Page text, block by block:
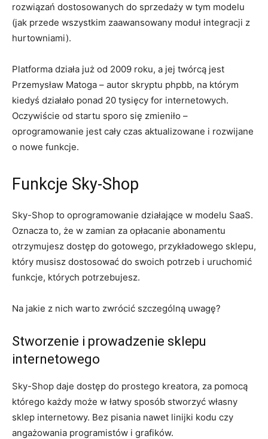
rozwiązań dostosowanych do sprzedaży w tym modelu
(jak przede wszystkim zaawansowany moduł integracji z
hurtowniami).
Platforma działa już od 2009 roku, a jej twórcą jest
Przemysław Matoga – autor skryptu phpbb, na którym
kiedyś działało ponad 20 tysięcy for internetowych.
Oczywiście od startu sporo się zmieniło –
oprogramowanie jest cały czas aktualizowane i rozwijane
o nowe funkcje.
Funkcje Sky-Shop
Sky-Shop to oprogramowanie działające w modelu SaaS.
Oznacza to, że w zamian za opłacanie abonamentu
otrzymujesz dostęp do gotowego, przykładowego sklepu,
który musisz dostosować do swoich potrzeb i uruchomić
funkcje, których potrzebujesz.
Na jakie z nich warto zwrócić szczególną uwagę?
Stworzenie i prowadzenie sklepu
internetowego
Sky-Shop daje dostęp do prostego kreatora, za pomocą
którego każdy może w łatwy sposób stworzyć własny
sklep internetowy. Bez pisania nawet linijki kodu czy
angażowania programistów i grafików.